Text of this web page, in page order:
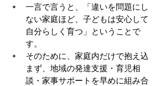
一言で言うと、「違いを問題にし
ない家庭ほど、子どもは安心して
自分らしく育つ」ということで
す。
そのために、家庭内だけで抱え込
まず、地域の発達支援・育児相
談・家事サポートを早めに組み合